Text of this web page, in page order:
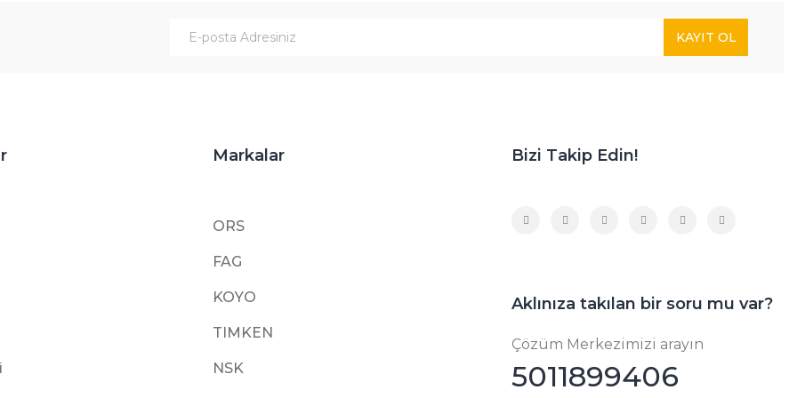
KAYIT OL
Markalar
ORS
FAG
KOYO
TIMKEN
NSK
Bizi Takip Edin!
Aklınıza takılan bir soru mu var?
Çözüm Merkezimizi arayın
5011899406